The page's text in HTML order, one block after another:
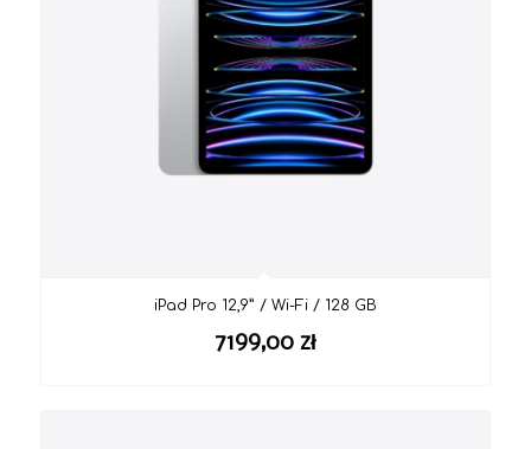
iPad Pro 12,9” / Wi-Fi / 128 GB
7199,00 zł